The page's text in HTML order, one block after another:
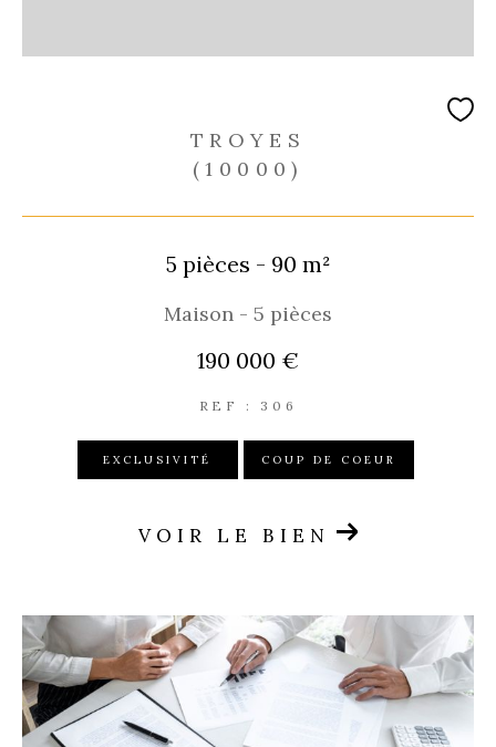
TROYES
(10000)
5 pièces - 90 m²
Maison - 5 pièces
190 000 €
REF : 306
EXCLUSIVITÉ COUP DE COEUR
VOIR LE BIEN